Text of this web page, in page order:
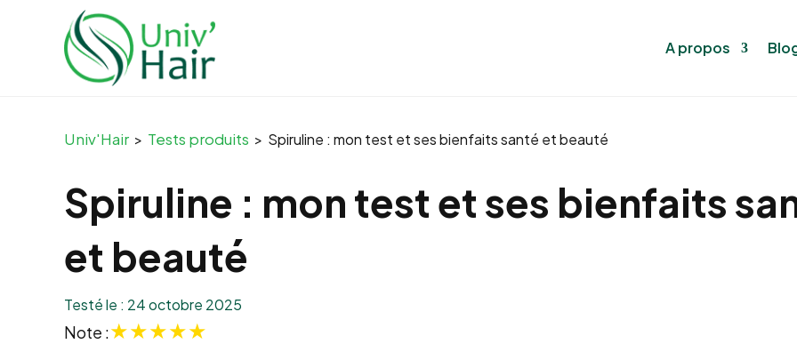
A propos
Univ'Hair > Tests produits > Spiruline : mon test et ses bienfaits santé et beauté
Spiruline : mon test et ses bienfaits
et beauté
Testé le : 24 octobre 2025
Note :★★★★★